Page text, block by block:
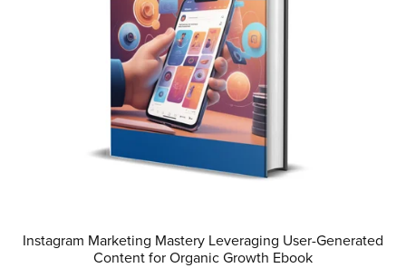
Instagram Marketing Mastery Leveraging User-Generated
Content for Organic Growth Ebook